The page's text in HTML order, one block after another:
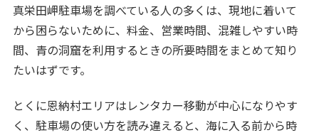
真栄田岬駐車場を調べている人の多くは、現地に着いて
から困らないために、料金、営業時間、混雑しやすい時
間、青の洞窟を利用するときの所要時間をまとめて知り
たいはずです。
とくに恩納村エリアはレンタカー移動が中心になりやす
く、駐車場の使い方を読み違えると、海に入る前から時